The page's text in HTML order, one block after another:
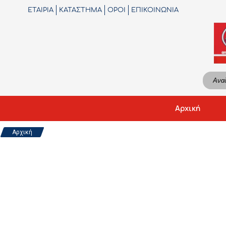
ΕΤΑΙΡΙΑ ΚΑΤΑΣΤΗΜΑ ΟΡΟΙ ΕΠΙΚΟΙΝΩΝΙΑ
Αρχική
Αρχική